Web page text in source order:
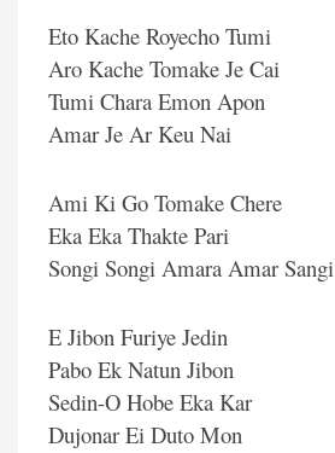
Eto Kache Royecho Tumi
Aro Kache Tomake Je Cai
Tumi Chara Emon Apon
Amar Je Ar Keu Nai
Ami Ki Go Tomake Chere
Eka Eka Thakte Pari
Songi Songi Amara Amar Sangi
E Jibon Furiye Jedin
Pabo Ek Natun Jibon
Sedin-O Hobe Eka Kar
Dujonar Ei Duto Mon